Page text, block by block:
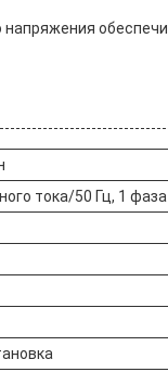
напряжения
тока/50 Гц, 1 фаза